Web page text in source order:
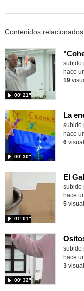
Contenidos
subido
00′ 21″
hace
19
subido
00′ 30″
hace
6
subido
01′ 01″
hace
5
subido
00′ 32″
hace
3